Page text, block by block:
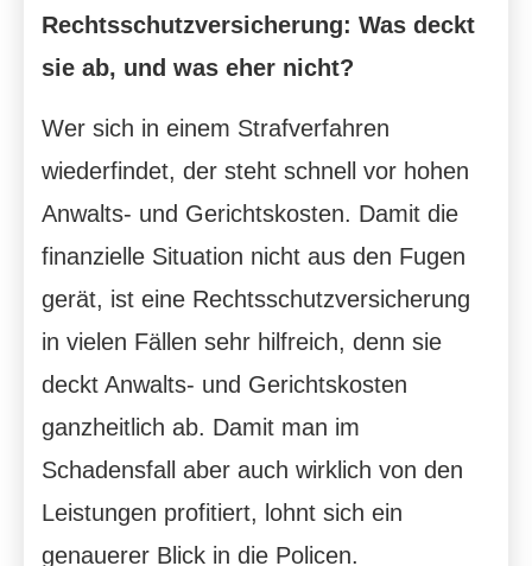
Rechts­schutz­ver­si­che­rung: Was deckt
sie ab, und was eher nicht?
Wer sich in einem Strafverfahren
wiederfindet, der steht schnell vor hohen
Anwalts- und Gerichtskosten. Damit die
finanzielle Situation nicht aus den Fugen
gerät, ist eine Rechts­schutz­ver­si­che­rung
in vielen Fällen sehr hilfreich, denn sie
deckt Anwalts- und Gerichtskosten
ganzheitlich ab. Damit man im
Schadensfall aber auch wirklich von den
Leistungen profitiert, lohnt sich ein
genauerer Blick in die Policen.